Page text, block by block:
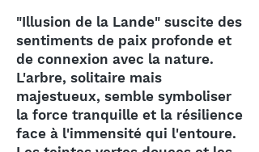
"Illusion de la Lande" suscite des
sentiments de paix profonde et
de connexion avec la nature.
L'arbre, solitaire mais
majestueux, semble symboliser
la force tranquille et la résilience
face à l'immensité qui l'entoure.